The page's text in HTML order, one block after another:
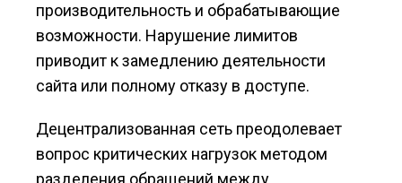
производительность и обрабатывающие
возможности. Нарушение лимитов
приводит к замедлению деятельности
сайта или полному отказу в доступе.
Децентрализованная сеть преодолевает
вопрос критических нагрузок методом
разделения обращений между